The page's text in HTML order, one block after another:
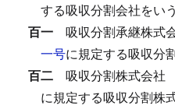
する吸収分割会社をいう
百一 吸収分割承継株式
一号に規定する吸収分
百二 吸収分割株式会社
に規定する吸収分割株